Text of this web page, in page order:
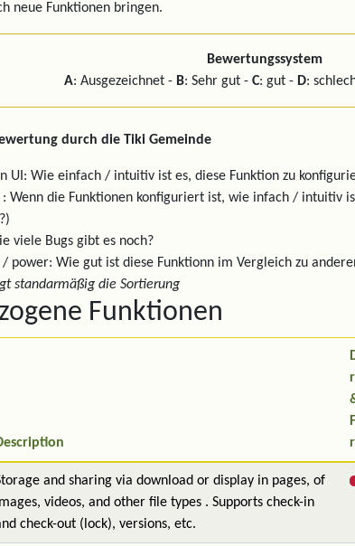
neue Funktionen bringen.
Bewertungssystem
A: Ausgezeichnet - B: Sehr gut - C: gut - D:
durch die Tiki Gemeinde
UI: Wie einfach / intuitiv ist es, diese Funktion zu
: Wenn die Funktionen konfiguriert ist, wie infach / intuitiv
viele Bugs gibt es noch?
/ power: Wie gut ist diese Funktionn im Vergleich zu
standarmäßig die Sortierung
Funktionen
and sharing via download or display in pages, of
videos, and other file types . Supports check-in
check-out (lock), versions, etc.